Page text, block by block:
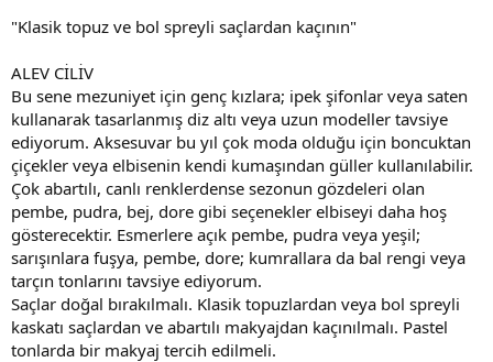
"Klasik topuz ve bol spreyli saçlardan kaçının"
ALEV CİLİV
Bu sene mezuniyet için genç kızlara; ipek şifonlar veya saten
kullanarak tasarlanmış diz altı veya uzun modeller tavsiye
ediyorum. Aksesuvar bu yıl çok moda olduğu için boncuktan
çiçekler veya elbisenin kendi kumaşından güller kullanılabilir.
Çok abartılı, canlı renklerdense sezonun gözdeleri olan
pembe, pudra, bej, dore gibi seçenekler elbiseyi daha hoş
gösterecektir. Esmerlere açık pembe, pudra veya yeşil;
sarışınlara fuşya, pembe, dore; kumrallara da bal rengi veya
tarçın tonlarını tavsiye ediyorum.
Saçlar doğal bırakılmalı. Klasik topuzlardan veya bol spreyli
kaskatı saçlardan ve abartılı makyajdan kaçınılmalı. Pastel
tonlarda bir makyaj tercih edilmeli.